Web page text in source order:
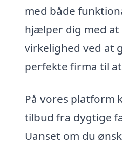
med både
hjælper dig med
virkelighed ved at
perfekte firma til
På vores platform
tilbud fra dygtige
Uanset om du